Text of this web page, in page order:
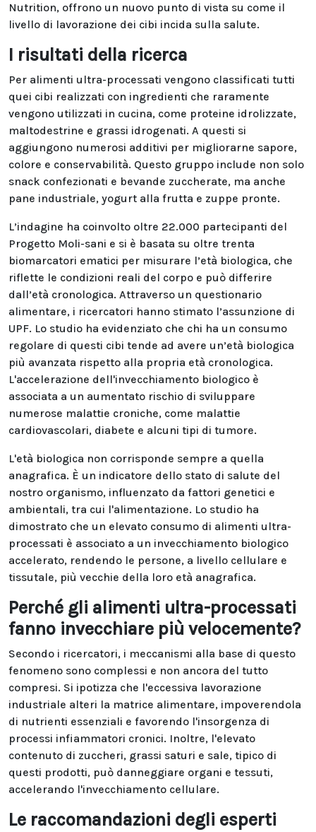
Nutrition, offrono un nuovo punto di vista su come il
livello di lavorazione dei cibi incida sulla salute.
I risultati della ricerca
Per alimenti ultra-processati vengono classificati tutti
quei cibi realizzati con ingredienti che raramente
vengono utilizzati in cucina, come proteine idrolizzate,
maltodestrine e grassi idrogenati. A questi si
aggiungono numerosi additivi per migliorarne sapore,
colore e conservabilità. Questo gruppo include non solo
snack confezionati e bevande zuccherate, ma anche
pane industriale, yogurt alla frutta e zuppe pronte.
L’indagine ha coinvolto oltre 22.000 partecipanti del
Progetto Moli-sani e si è basata su oltre trenta
biomarcatori ematici per misurare l’età biologica, che
riflette le condizioni reali del corpo e può differire
dall’età cronologica. Attraverso un questionario
alimentare, i ricercatori hanno stimato l’assunzione di
UPF. Lo studio ha evidenziato che chi ha un consumo
regolare di questi cibi tende ad avere un’età biologica
più avanzata rispetto alla propria età cronologica.
L'accelerazione dell'invecchiamento biologico è
associata a un aumentato rischio di sviluppare
numerose malattie croniche, come malattie
cardiovascolari, diabete e alcuni tipi di tumore.
L'età biologica non corrisponde sempre a quella
anagrafica. È un indicatore dello stato di salute del
nostro organismo, influenzato da fattori genetici e
ambientali, tra cui l'alimentazione. Lo studio ha
dimostrato che un elevato consumo di alimenti ultra-
processati è associato a un invecchiamento biologico
accelerato, rendendo le persone, a livello cellulare e
tissutale, più vecchie della loro età anagrafica.
Perché gli alimenti ultra-processati
fanno invecchiare più velocemente?
Secondo i ricercatori, i meccanismi alla base di questo
fenomeno sono complessi e non ancora del tutto
compresi. Si ipotizza che l'eccessiva lavorazione
industriale alteri la matrice alimentare, impoverendola
di nutrienti essenziali e favorendo l'insorgenza di
processi infiammatori cronici. Inoltre, l'elevato
contenuto di zuccheri, grassi saturi e sale, tipico di
questi prodotti, può danneggiare organi e tessuti,
accelerando l'invecchiamento cellulare.
Le raccomandazioni degli esperti